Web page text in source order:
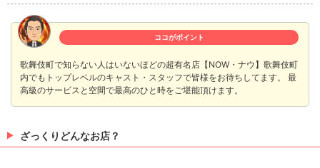
ココがポイント
歌舞伎町で知らない人はいないほどの超有名店【NOW・ナウ】歌舞伎町
内でもトップレベルのキャスト・スタッフで皆様をお待ちしてます。 最
高級のサービスと空間で最高のひと時をご堪能頂けます。
ざっくりどんなお店？